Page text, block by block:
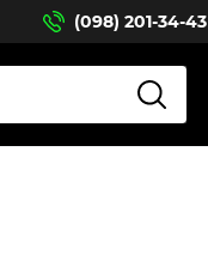
(098) 201-34-43